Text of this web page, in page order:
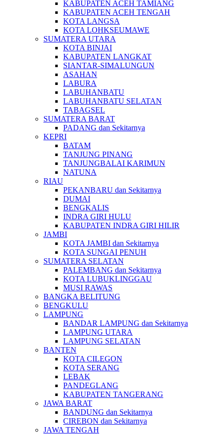
KABUPATEN ACEH TAMIANG
KABUPATEN ACEH TENGAH
KOTA LANGSA
KOTA LOHKSEUMAWE
SUMATERA UTARA
KOTA BINJAI
KABUPATEN LANGKAT
SIANTAR-SIMALUNGUN
ASAHAN
LABURA
LABUHANBATU
LABUHANBATU SELATAN
TABAGSEL
SUMATERA BARAT
PADANG dan Sekitarnya
KEPRI
BATAM
TANJUNG PINANG
TANJUNGBALAI KARIMUN
NATUNA
RIAU
PEKANBARU dan Sekitarnya
DUMAI
BENGKALIS
INDRA GIRI HULU
KABUPATEN INDRA GIRI HILIR
JAMBI
KOTA JAMBI dan Sekitarnya
KOTA SUNGAI PENUH
SUMATERA SELATAN
PALEMBANG dan Sekitarnya
KOTA LUBUKLINGGAU
MUSI RAWAS
BANGKA BELITUNG
BENGKULU
LAMPUNG
BANDAR LAMPUNG dan Sekitarnya
LAMPUNG UTARA
LAMPUNG SELATAN
BANTEN
KOTA CILEGON
KOTA SERANG
LEBAK
PANDEGLANG
KABUPATEN TANGERANG
JAWA BARAT
BANDUNG dan Sekitarnya
CIREBON dan Sekitarnya
JAWA TENGAH